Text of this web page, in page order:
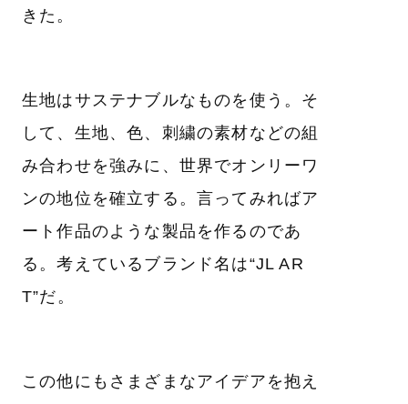
きた。
生地はサステナブルなものを使う。そ
して、生地、色、刺繍の素材などの組
み合わせを強みに、世界でオンリーワ
ンの地位を確立する。言ってみればア
ート作品のような製品を作るのであ
る。考えているブランド名は“JL AR
T”だ。
この他にもさまざまなアイデアを抱え